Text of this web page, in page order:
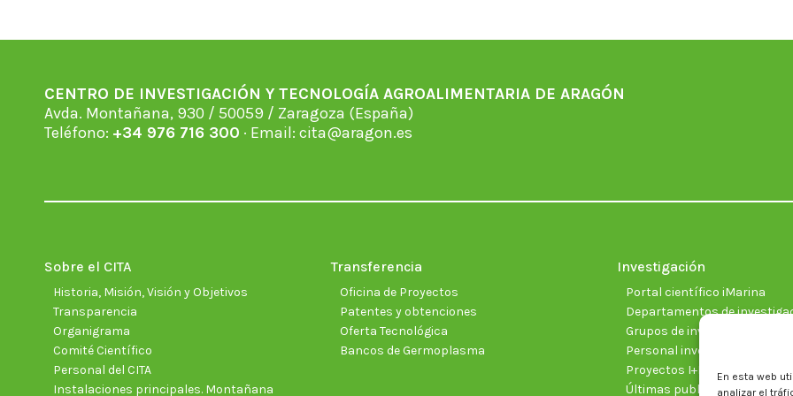
En esta web
analizar el
CENTRO DE INVESTIGACIÓN Y TECNOLOGÍA AGROALIMENTARIA DE ARAGÓN
Avda. Montañana, 930 / 50059 / Zaragoza (España)
Teléfono: +34 976 716 300 · Email: cita@aragon.es
Sobre el CITA
Historia, Misión, Visión y Objetivos
Transparencia
Organigrama
Comité Científico
Personal del CITA
Instalaciones principales. Montañana
Transferencia
Oficina de Proyectos
Patentes y obtenciones
Oferta Tecnológica
Bancos de Germoplasma
Investigación
Portal científico iMarina
Departamentos de
Grupos de investigación
Personal investigador
Proyectos I+D+I vigentes
Últimas publicaciones